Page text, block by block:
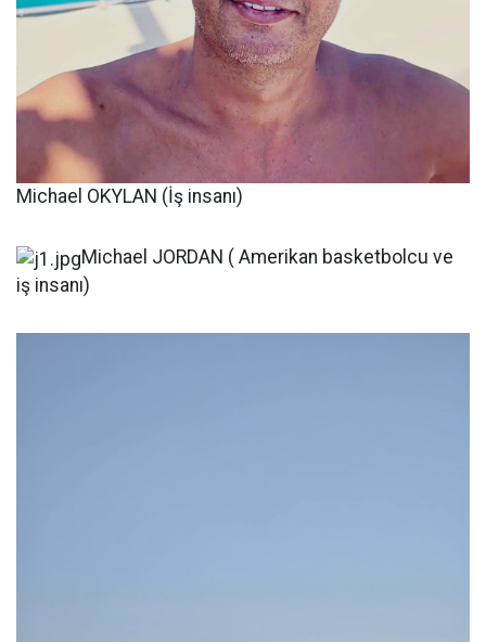
Michael OKYLAN (İş insanı)
Michael JORDAN ( Amerikan basketbolcu ve
iş insanı)